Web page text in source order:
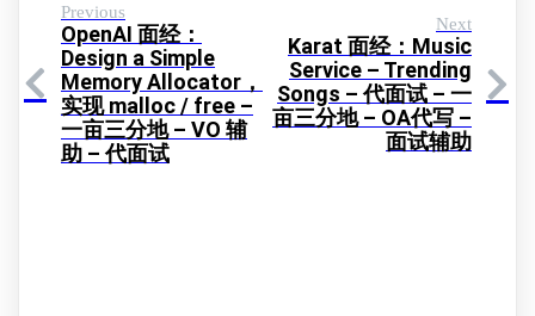
Previous
OpenAI 面经：
Design a Simple
Memory Allocator，
实现 malloc / free –
一亩三分地 – VO 辅
助 – 代面试
Next
Karat 面经：Music
Service – Trending
Songs – 代面试 – 一
亩三分地 – OA代写 –
面试辅助